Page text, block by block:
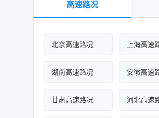
高速路况
北京高速路况 上海高速
湖南高速路况 安徽高速
甘肃高速路况 河北高速